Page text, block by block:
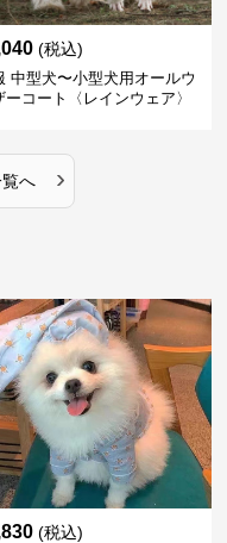
(税込)
中型犬〜小型犬用オールウ
ーコート〈レインウェア〉
へ ›
(税込)